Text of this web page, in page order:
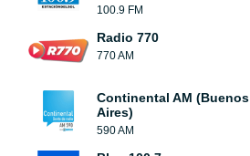
100.9 FM
Radio 770
770 AM
Continental AM (Buenos
Aires)
590 AM